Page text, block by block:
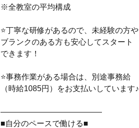
※全教室の平均構成
⭐丁寧な研修があるので、未経験の方や
ブランクのある方も安心してスタート
できます！
⭐事務作業がある場合は、別途事務給
（時給1085円）をお支払いしています♪
―――――――――――――
■自分のペースで働ける■